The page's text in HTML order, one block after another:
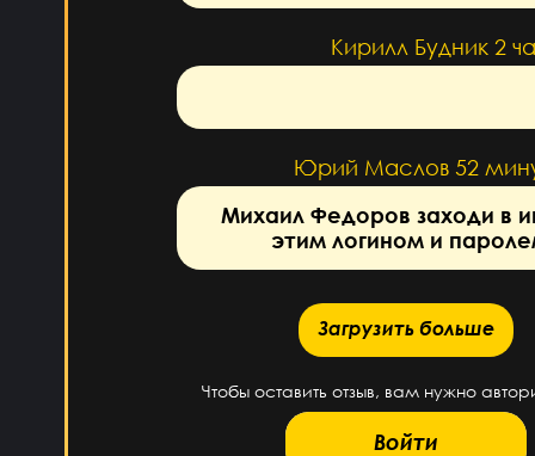
Кирилл Будник 2
Юрий Маслов 52
Михаил Федоров заходи в
этим логином и
Загрузить больше
Чтобы оставить отзыв, вам нужно
Войти